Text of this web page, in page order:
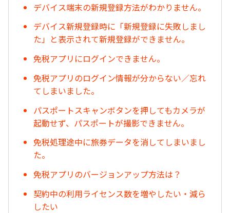
デバイス端末の新規登録方法がわかりません。
デバイス新規登録時に「新規登録に失敗しまし
た」と表示されて新規登録ができません。
免税アプリにログインできません。
免税アプリのログイン情報が分からない／忘れ
てしまいました。
パスポートスキャンボタンを押してもカメラが
起動せず、パスポートが撮影できません。
免税処理途中に旅券データを消してしまいまし
た。
免税アプリのバージョンアップ方法は？
契約中の利用ライセンス数を増やしたい・減ら
したい